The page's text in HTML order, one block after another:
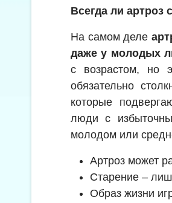
Всегда ли артроз
На самом деле
даже у молодых
с возрастом, но
обязательно
которые
люди с
молодом или
Артроз может
Старение –
Образ жизни